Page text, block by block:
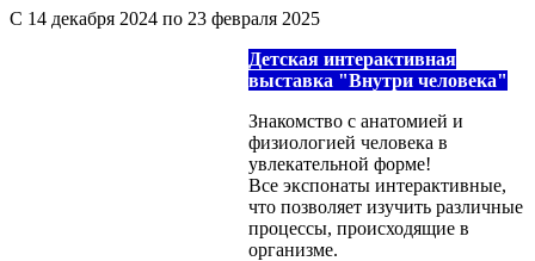
С 14 декабря 2024 по 23 февраля 2025
Детская интерактивная
выставка "Внутри человека"
Знакомство с анатомией и
физиологией человека в
увлекательной форме!
Все экспонаты интерактивные,
что позволяет изучить различные
процессы, происходящие в
организме.